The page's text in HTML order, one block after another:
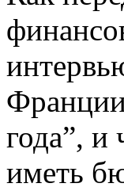
года”, и
иметь